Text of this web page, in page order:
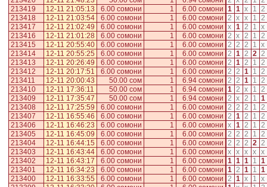
213419
12-11 21:05:13 6.00 сомони 1 6.00 сомони 1 1 x 1 2
213418
12-11 21:03:54 6.00 сомони 1 6.00 сомони 2 x x 1 2
213417
12-11 21:02:49 6.00 сомони 1 6.00 сомони x 1 2 1 x
213416
12-11 21:01:28 6.00 сомони 1 6.00 сомони 2 x 2 1 2
213415
12-11 20:55:40 6.00 сомони 1 6.00 сомони 2 2 2 1 x
213414
12-11 20:55:25 6.00 сомони 1 6.00 сомони 2 1 2 2 2
213413
12-11 20:26:49 6.00 сомони 1 6.00 сомони 2 1 2 1 2
213412
12-11 20:17:51 6.00 сомони 1 6.00 сомони 2 2 1 1 2
213411
12-11 20:00:43 50.00 сом 1 6.94 сомони 2 2 1 1 2
213410
12-11 17:36:11 50.00 сом 1 6.94 сомони 1 2 x 1 2
213409
12-11 17:35:47 50.00 сом 1 6.94 сомони 2 x 2 1 1
213408
12-11 17:25:59 6.00 сомони 1 6.00 сомони 2 2 2 1 2
213407
12-11 16:55:46 6.00 сомони 1 6.00 сомони 2 1 2 1 2
213406
12-11 16:46:23 6.00 сомони 1 6.00 сомони x 1 2 1 2
213405
12-11 16:45:09 6.00 сомони 1 6.00 сомони 2 2 2 1 2
213404
12-11 16:44:15 6.00 сомони 1 6.00 сомони 2 2 2 2 2
213403
12-11 16:43:44 6.00 сомони 1 6.00 сомони x x x x x
213402
12-11 16:43:17 6.00 сомони 1 6.00 сомони 1 1 1 1 1
213401
12-11 16:34:23 6.00 сомони 1 6.00 сомони 1 2 1 1 1
213400
12-11 16:33:55 6.00 сомони 1 6.00 сомони 2 1 x 1 x